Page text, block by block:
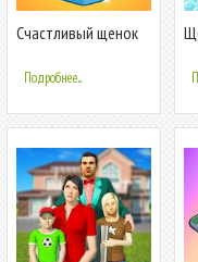
Счастливый щенок
Подробнее...